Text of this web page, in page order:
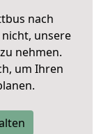
nach
unsere
nehmen.
um Ihren